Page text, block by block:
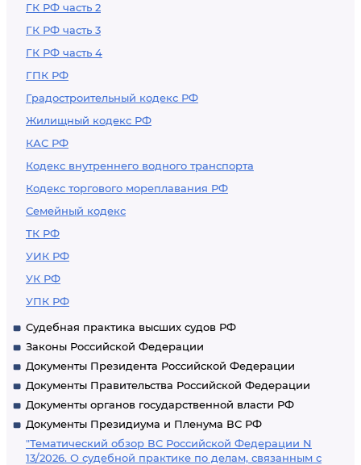
ГК РФ часть 2
ГК РФ часть 3
ГК РФ часть 4
ГПК РФ
Градостроительный кодекс РФ
Жилищный кодекс РФ
КАС РФ
Кодекс внутреннего водного транспорта
Кодекс торгового мореплавания РФ
Семейный кодекс
ТК РФ
УИК РФ
УК РФ
УПК РФ
Судебная практика высших судов РФ
Законы Российской Федерации
Документы Президента Российской Федерации
Документы Правительства Российской Федерации
Документы органов государственной власти РФ
Документы Президиума и Пленума ВС РФ
"Тематический обзор ВС Российской Федерации N
13/2026. О судебной практике по делам, связанным с